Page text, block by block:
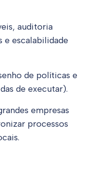
auditoria
e escalabilidade
de políticas e
de executar).
empresas
processos